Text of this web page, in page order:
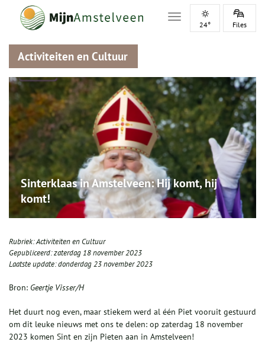
Toggle navigation
24° Files
Activiteiten en Cultuur
Sinterklaas in Amstelveen: Hij komt, hij
komt!
Rubriek:Activiteiten en Cultuur
Gepubliceerd:zaterdag 18 november 2023
Laatste update:donderdag 23 november 2023
Bron: Geertje Visser/H
Het duurt nog even, maar stiekem werd al één Piet vooruit gestuurd
om dit leuke nieuws met ons te delen: op zaterdag 18 november
2023 komen Sint en zijn Pieten aan in Amstelveen!